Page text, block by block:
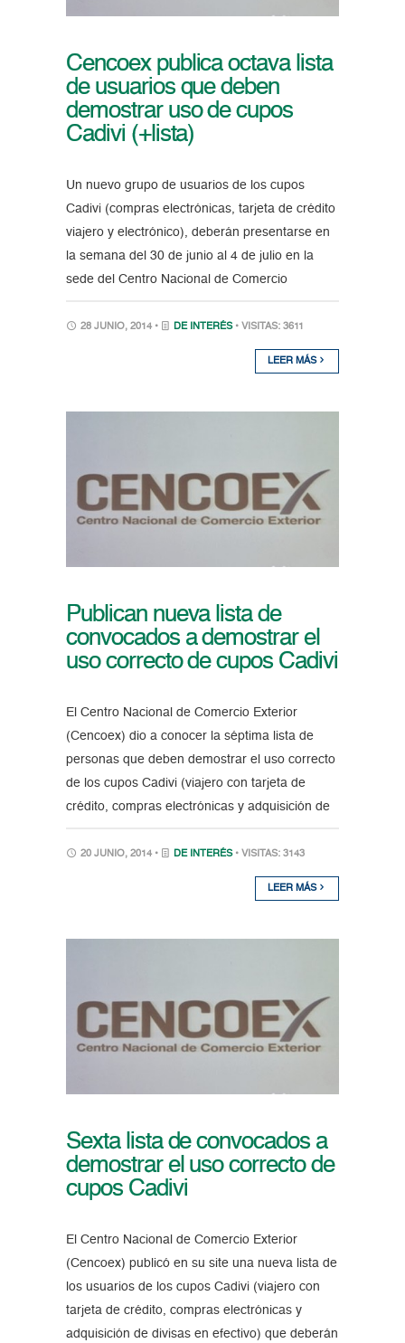
Cencoex publica octava lista
de usuarios que deben
demostrar uso de cupos
Cadivi (+lista)
Un nuevo grupo de usuarios de los cupos
Cadivi (compras electrónicas, tarjeta de crédito
viajero y electrónico), deberán presentarse en
la semana del 30 de junio al 4 de julio en la
sede del Centro Nacional de Comercio
28 JUNIO, 2014 • DE INTERÉS • VISITAS: 3611
LEER MÁS
Publican nueva lista de
convocados a demostrar el
uso correcto de cupos Cadivi
El Centro Nacional de Comercio Exterior
(Cencoex) dio a conocer la séptima lista de
personas que deben demostrar el uso correcto
de los cupos Cadivi (viajero con tarjeta de
crédito, compras electrónicas y adquisición de
20 JUNIO, 2014 • DE INTERÉS • VISITAS: 3143
LEER MÁS
Sexta lista de convocados a
demostrar el uso correcto de
cupos Cadivi
El Centro Nacional de Comercio Exterior
(Cencoex) publicó en su site una nueva lista de
los usuarios de los cupos Cadivi (viajero con
tarjeta de crédito, compras electrónicas y
adquisición de divisas en efectivo) que deberán